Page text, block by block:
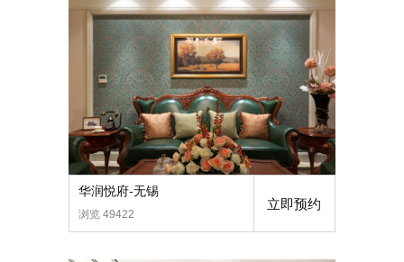
华润悦府-无锡
浏览 49422
立即预约